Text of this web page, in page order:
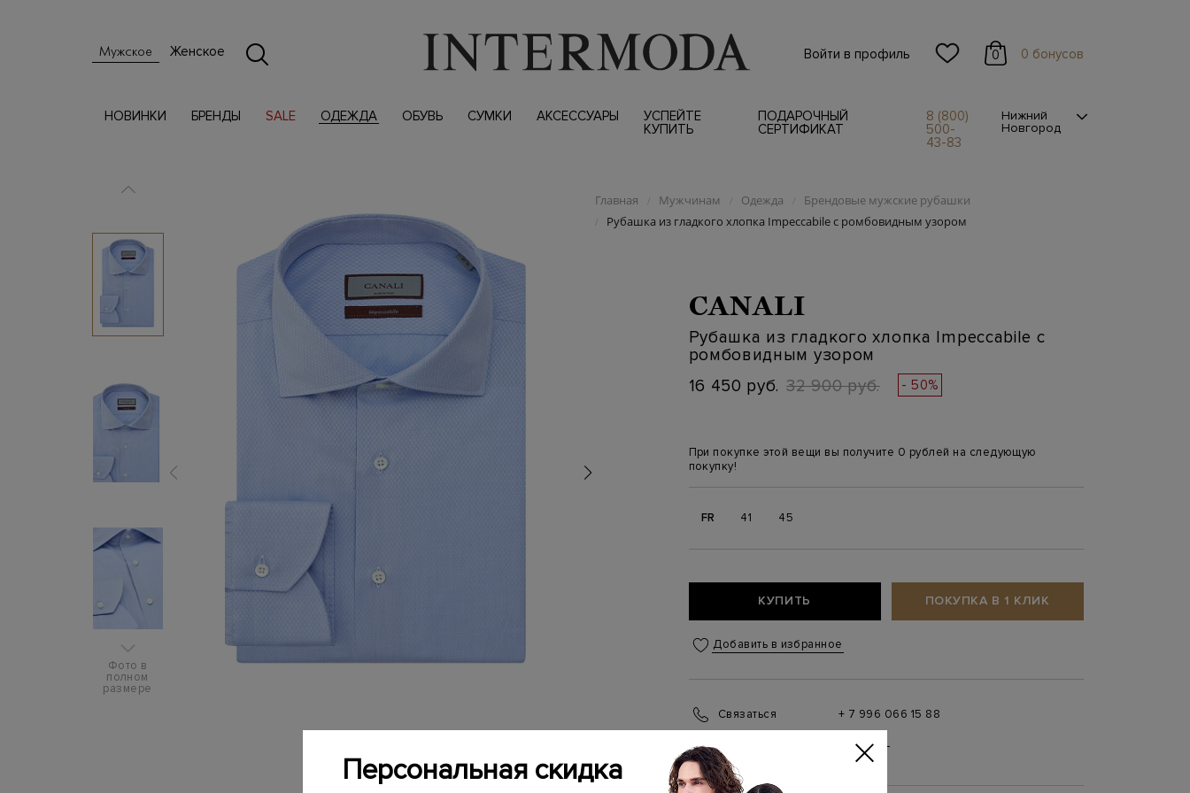
Мужское Женское Войти в профиль 0 0 бонусов
НОВИНКИ БРЕНДЫ SALE ОДЕЖДА ОБУВЬ СУМКИ АКСЕССУАРЫ
УСПЕЙТЕ
КУПИТЬ
ПОДАРОЧНЫЙ
СЕРТИФИКАТ
8 (800)
500-
43-83
Нижний
Новгород
Фото в
полном
размере
Главная / Мужчинам / Одежда / Брендовые мужские рубашки
/ Рубашка из гладкого хлопка Impeccabile с ромбовидным узором
CANALI
Рубашка из гладкого хлопка Impeccabile с
ромбовидным узором
16 450 руб. 32 900 руб. - 50%
При покупке этой вещи вы получите 0 рублей на следующую
покупку!
FR 41 45
КУПИТЬ ПОКУПКА В 1 КЛИК
Добавить в избранное
Связаться
+ 7 996 066 15 88
(ежедневно с 10:00 до 21:00)
Персональная скидка